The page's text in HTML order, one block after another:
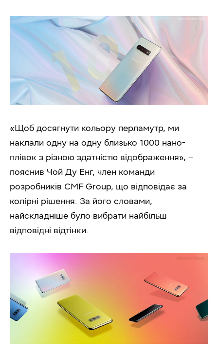
«Щоб доcягнути кольору перламутр, ми
наклали одну на одну близько 1000 нано-
плівок з різною здатністю відображення», –
пояснив Чой Ду Енг, член команди
розробників CMF Group, що відповідає за
колірні рішення. За його словами,
найскладніше було вибрати найбільш
відповідні відтінки.